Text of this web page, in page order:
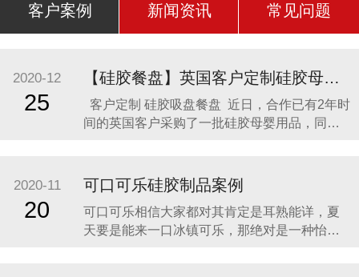
客户案例 新闻资讯 常见问题
2020-12
25
【硅胶餐盘】英国客户定制硅胶母婴用品 硅胶吸盘餐盘
客户定制 硅胶吸盘餐盘 近日，合作已有2年时
间的英国客户采购了一批硅胶母婴用品，同时
价格最合理，服务最贴心，正如两年来多次合
作一样。众盛硅胶不是硅胶制品行业内最好
的，但绝对是他合作过众多硅胶制品
2020-11
20
可口可乐硅胶制品案例
可口可乐相信大家都对其肯定是耳熟能详，夏
天要是能来一口冰镇可乐，那绝对是一种怡神